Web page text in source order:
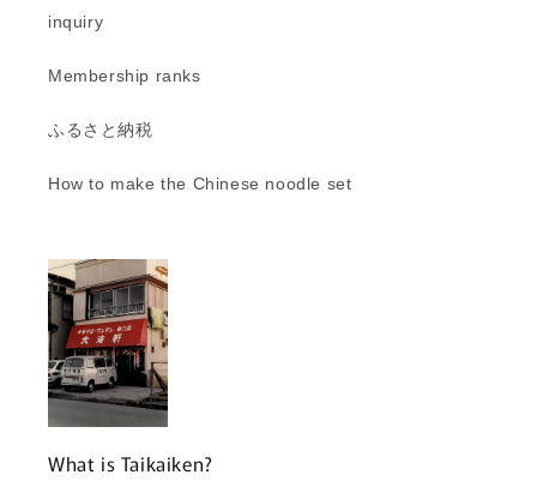
inquiry
Membership ranks
ふるさと納税
How to make the Chinese noodle set
What is Taikaiken?